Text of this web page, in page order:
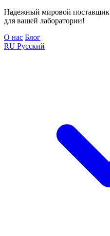
Надежный мировой поставщик
для вашей лаборатории!
О нас Блог
RU Русский